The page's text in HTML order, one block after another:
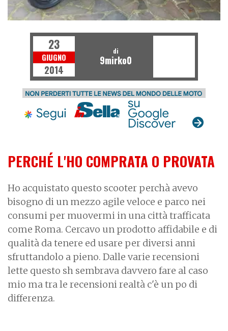
PERCHÉ L'HO COMPRATA O PROVATA
Ho acquistato questo scooter perchà avevo
bisogno di un mezzo agile veloce e parco nei
consumi per muovermi in una città trafficata
come Roma. Cercavo un prodotto affidabile e di
qualità da tenere ed usare per diversi anni
sfruttandolo a pieno. Dalle varie recensioni
lette questo sh sembrava davvero fare al caso
mio ma tra le recensioni realtà c'è un po di
differenza.
23
GIUGNO
2014
di
9mirko0